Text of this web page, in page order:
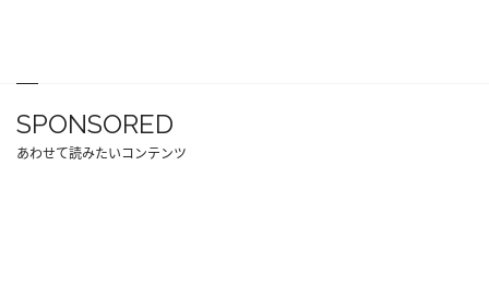
SPONSORED
あわせて読みたいコンテンツ